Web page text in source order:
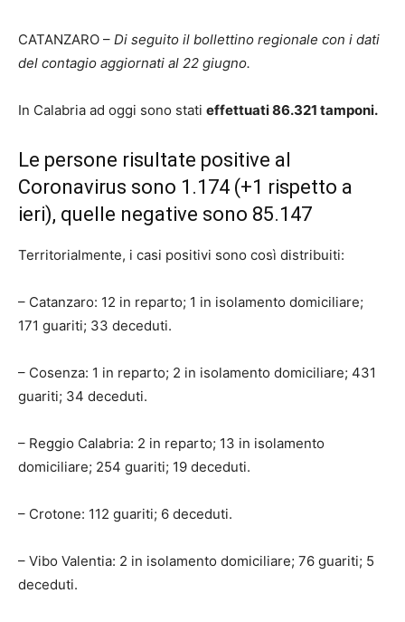
CATANZARO – Di seguito il bollettino regionale con i dati
del contagio aggiornati al 22 giugno.
In Calabria ad oggi sono stati effettuati 86.321 tamponi.
Le persone risultate positive al
Coronavirus sono 1.174 (+1 rispetto a
ieri), quelle negative sono 85.147
Territorialmente, i casi positivi sono così distribuiti:
– Catanzaro: 12 in reparto; 1 in isolamento domiciliare;
171 guariti; 33 deceduti.
– Cosenza: 1 in reparto; 2 in isolamento domiciliare; 431
guariti; 34 deceduti.
– Reggio Calabria: 2 in reparto; 13 in isolamento
domiciliare; 254 guariti; 19 deceduti.
– Crotone: 112 guariti; 6 deceduti.
– Vibo Valentia: 2 in isolamento domiciliare; 76 guariti; 5
deceduti.